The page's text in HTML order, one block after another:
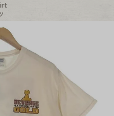
マイページ
International Shipping
特集一覧